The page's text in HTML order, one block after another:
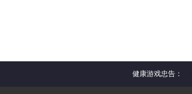
健康游戏忠告：